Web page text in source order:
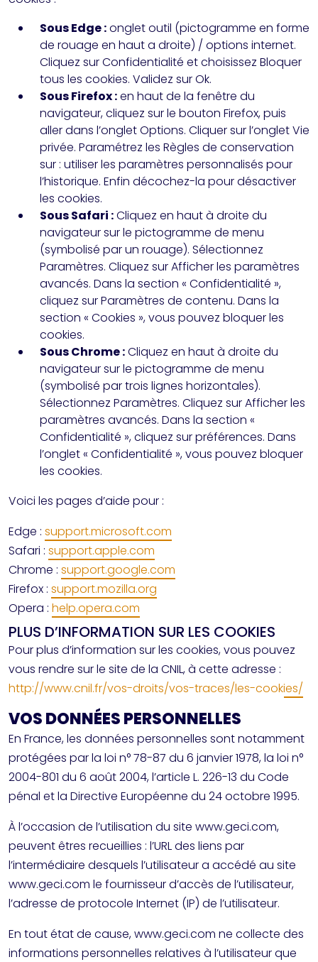
Sous Edge :onglet outil (pictogramme en forme
de rouage en haut a droite) / options internet.
Cliquez sur Confidentialité et choisissez Bloquer
tous les cookies. Validez sur Ok.
Sous Firefox :en haut de la fenêtre du
navigateur, cliquez sur le bouton Firefox, puis
aller dans l’onglet Options. Cliquer sur l’onglet Vie
privée. Paramétrez les Règles de conservation
sur : utiliser les paramètres personnalisés pour
l’historique. Enfin décochez-la pour désactiver
les cookies.
Sous Safari :Cliquez en haut à droite du
navigateur sur le pictogramme de menu
(symbolisé par un rouage). Sélectionnez
Paramètres. Cliquez sur Afficher les paramètres
avancés. Dans la section « Confidentialité »,
cliquez sur Paramètres de contenu. Dans la
section « Cookies », vous pouvez bloquer les
cookies.
Sous Chrome :Cliquez en haut à droite du
navigateur sur le pictogramme de menu
(symbolisé par trois lignes horizontales).
Sélectionnez Paramètres. Cliquez sur Afficher les
paramètres avancés. Dans la section «
Confidentialité », cliquez sur préférences. Dans
l’onglet « Confidentialité », vous pouvez bloquer
les cookies.
Voici les pages d’aide pour :
Edge : support.microsoft.com
Safari : support.apple.com
Chrome : support.google.com
Firefox : support.mozilla.org
Opera : help.opera.com
PLUS D’INFORMATION SUR LES COOKIES
Pour plus d’information sur les cookies, vous pouvez
vous rendre sur le site de la CNIL, à cette adresse :
http://www.cnil.fr/vos-droits/vos-traces/les-cookies/
VOS DONNÉES PERSONNELLES
En France, les données personnelles sont notamment
protégées par la loi n° 78-87 du 6 janvier 1978, la loi n°
2004-801 du 6 août 2004, l’article L. 226-13 du Code
pénal et la Directive Européenne du 24 octobre 1995.
À l’occasion de l’utilisation du site www.geci.com,
peuvent êtres recueillies : l’URL des liens par
l’intermédiaire desquels l’utilisateur a accédé au site
www.geci.com le fournisseur d’accès de l’utilisateur,
l’adresse de protocole Internet (IP) de l’utilisateur.
En tout état de cause, www.geci.com ne collecte des
informations personnelles relatives à l’utilisateur que